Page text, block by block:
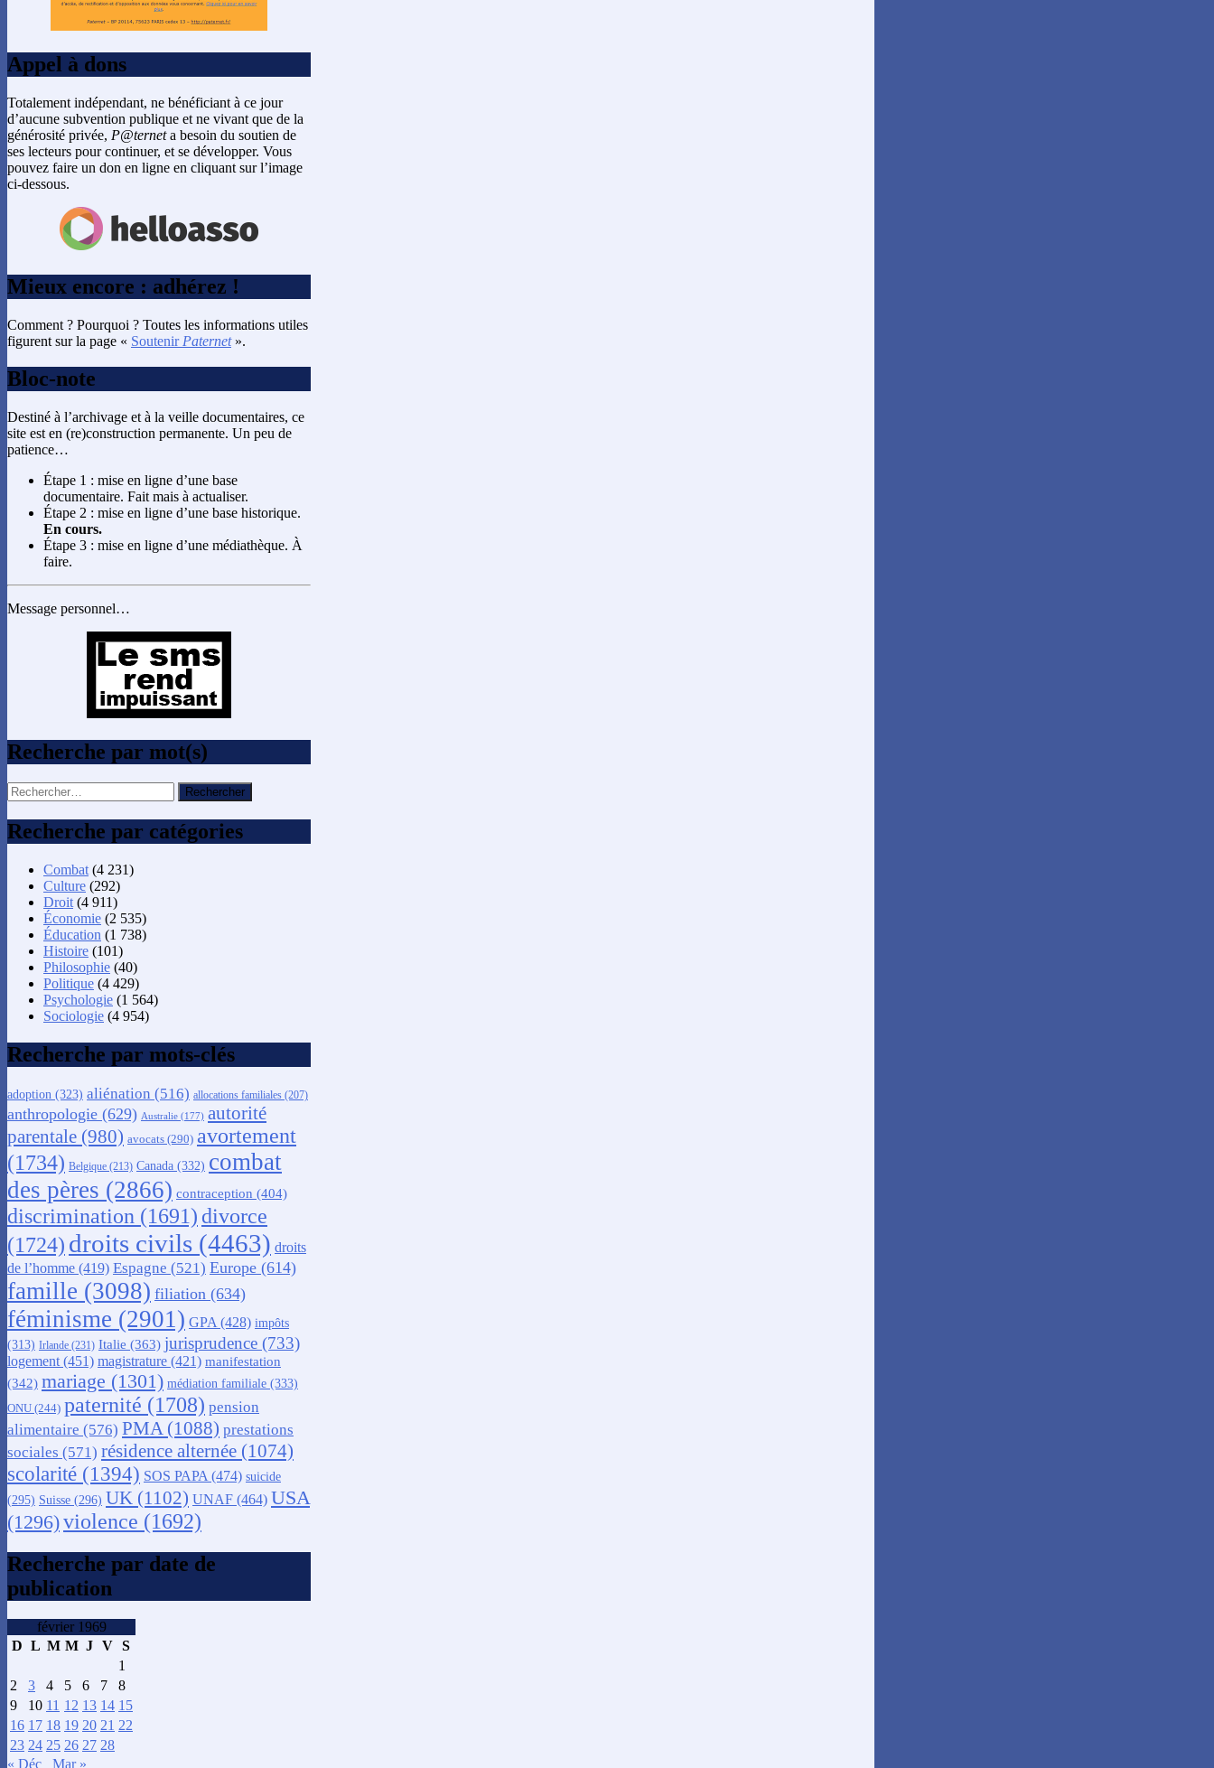
Appel à dons
Totalement indépendant, ne bénéficiant à ce jour
d’aucune subvention publique et ne vivant que de la
générosité privée, P@terneta besoin du soutien de
ses lecteurs pour continuer, et se développer. Vous
pouvez faire un don en ligne en cliquant sur l’image
ci-dessous.
Mieux encore : adhérez !
Comment ? Pourquoi ? Toutes les informations utiles
figurent sur la page « Soutenir Paternet».
Bloc-note
Destiné à l’archivage et à la veille documentaires, ce
site est en (re)construction permanente. Un peu de
patience…
Étape 1 : mise en ligne d’une base
documentaire. Fait mais à actualiser.
Étape 2 : mise en ligne d’une base historique.
En cours.
Étape 3 : mise en ligne d’une médiathèque. À
faire.
Message personnel…
Recherche par mot(s)
Rechercher :
Recherche par catégories
Combat (4 231)
Culture (292)
Droit (4 911)
Économie (2 535)
Éducation (1 738)
Histoire (101)
Philosophie (40)
Politique (4 429)
Psychologie (1 564)
Sociologie (4 954)
Recherche par mots-clés
adoption (323) aliénation (516) allocations familiales (207)
anthropologie (629) Australie (177) autorité
parentale (980) avocats (290) avortement
(1734) Belgique (213) Canada (332) combat
des pères (2866) contraception (404)
discrimination (1691) divorce
(1724) droits civils (4463) droits
de l’homme (419) Espagne (521) Europe (614)
famille (3098) filiation (634)
féminisme (2901) GPA (428) impôts
(313) Irlande (231) Italie (363) jurisprudence (733)
logement (451) magistrature (421) manifestation
(342) mariage (1301) médiation familiale (333)
ONU (244) paternité (1708) pension
alimentaire (576) PMA(1088) prestations
sociales (571) résidence alternée (1074)
scolarité (1394) SOS PAPA(474) suicide
(295) Suisse (296) UK (1102) UNAF (464) USA
(1296)violence (1692)
Recherche par date de
publication
février 1969
D L M M J V S
1
2
3 4 5 6 7
8
9
10 11 12 13 14 15
16 17 18 19 20 21 22
23 24 25 26 27 28
« Déc
Mar »